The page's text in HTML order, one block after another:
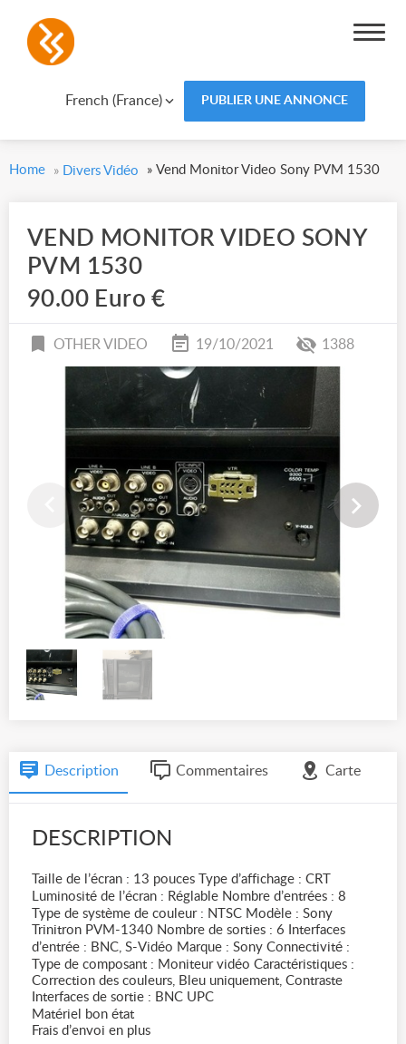
French (France) PUBLIER UNE ANNONCE
Home » Divers Vidéo » Vend Monitor Video Sony PVM 1530
VEND MONITOR VIDEO SONY
PVM 1530
90.00 Euro €
OTHER VIDEO 19/10/2021 1388
Description Commentaires Carte
DESCRIPTION
Taille de l’écran : 13 pouces Type d’affichage : CRT
Luminosité de l’écran : Réglable Nombre d’entrées : 8
Type de système de couleur : NTSC Modèle : Sony
Trinitron PVM-1340 Nombre de sorties : 6 Interfaces
d’entrée : BNC, S-Vidéo Marque : Sony Connectivité :
Type de composant : Moniteur vidéo Caractéristiques :
Correction des couleurs, Bleu uniquement, Contraste
Interfaces de sortie : BNC UPC
Matériel bon état
Frais d’envoi en plus